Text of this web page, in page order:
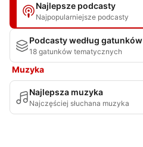
Najlepsze podcasty
Najpopularniejsze podcasty
Podcasty według gatunków
18 gatunków tematycznych
Muzyka
Najlepsza muzyka
Najczęściej słuchana muzyka